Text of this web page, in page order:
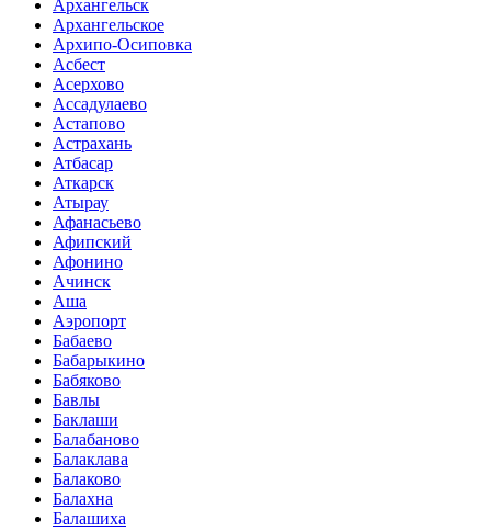
Архангельск
Архангельское
Архипо-Осиповка
Асбест
Асерхово
Ассадулаево
Астапово
Астрахань
Атбасар
Аткарск
Атырау
Афанасьево
Афипский
Афонино
Ачинск
Аша
Аэропорт
Бабаево
Бабарыкино
Бабяково
Бавлы
Баклаши
Балабаново
Балаклава
Балаково
Балахна
Балашиха